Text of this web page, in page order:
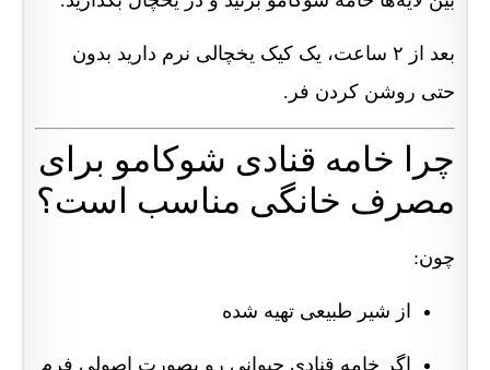
بعد از ۲ ساعت، یک کیک یخچالی نرم دارید بدون
حتی روشن کردن فر.
چرا خامه قنادی شوکامو برای
مصرف خانگی مناسب است؟
چون:
از شیر طبیعی تهیه شده
اگر خامه قنادی حیوانی رو بصورت اصولی فرم